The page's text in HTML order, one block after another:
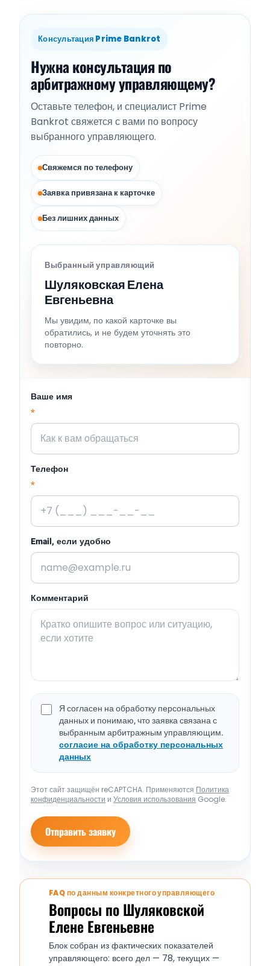
Консультация Prime Bankrot
Нужна консультация по
арбитражному управляющему?
Оставьте телефон, и специалист Prime
Bankrot свяжется с вами по вопросу
выбранного управляющего.
Свяжемся по телефону
Заявка привязана к карточке
Без лишних данных
Выбранный управляющий
Шуляковская Елена
Евгеньевна
Мы увидим, по какой карточке вы
обратились, и не будем уточнять это
повторно.
Ваше имя
*
Телефон
*
Email, если удобно
Комментарий
Я согласен на обработку персональных
данных и понимаю, что заявка связана с
выбранным арбитражным управляющим.
согласие на обработку персональных
данных
Этот сайт защищён reCAPTCHA. Применяются Политика
конфиденциальности и Условия использования Google.
Отправить заявку
FAQ по данным конкретного управляющего
Вопросы по Шуляковской
Елене Евгеньевне
Блок собран из фактических показателей
управляющего: всего дел — 78, текущих —